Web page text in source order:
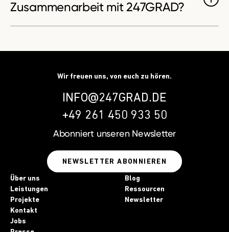
Zusammenarbeit mit 247GRAD?
Wir freuen uns, von euch zu hören.
INFO@247GRAD.DE
+49 261 450 933 50
Abonniert unseren Newsletter
NEWSLETTER ABONNIEREN
Über uns
Leistungen
Projekte
Kontakt
Jobs
Blog
Ressourcen
Newsletter